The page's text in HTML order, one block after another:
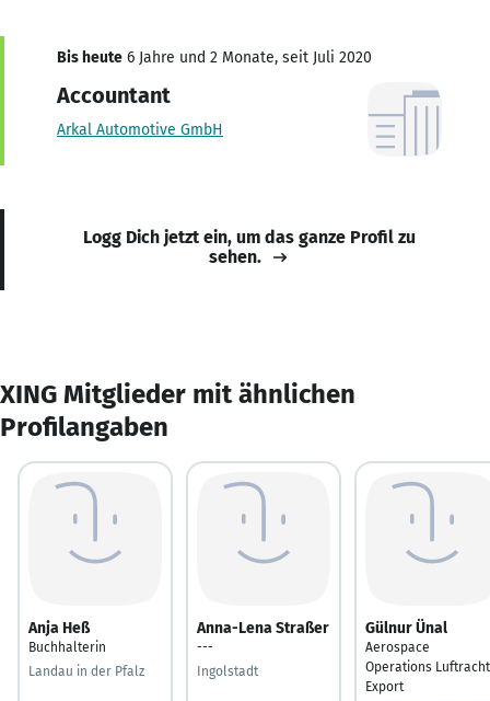
Bis heute 6 Jahre und 2 Monate, seit Juli 2020
Accountant
Arkal Automotive GmbH
Logg Dich jetzt ein, um das ganze Profil zu
sehen.
XING Mitglieder mit ähnlichen
Profilangaben
Anja Heß
Buchhalterin
Landau in der Pfalz
Anna-Lena Straßer
---
Ingolstadt
Gülnur Ünal
Aerospace
Operations Luftracht
Export